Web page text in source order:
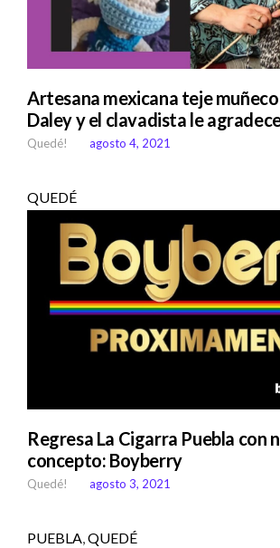
Artesana mexicana teje
Daley y el clavadista le
Quedé! agosto 4, 2021
QUEDÉ
Regresa La Cigarra Puebla con
concepto: Boyberry
Quedé! agosto 3, 2021
PUEBLA,QUEDÉ